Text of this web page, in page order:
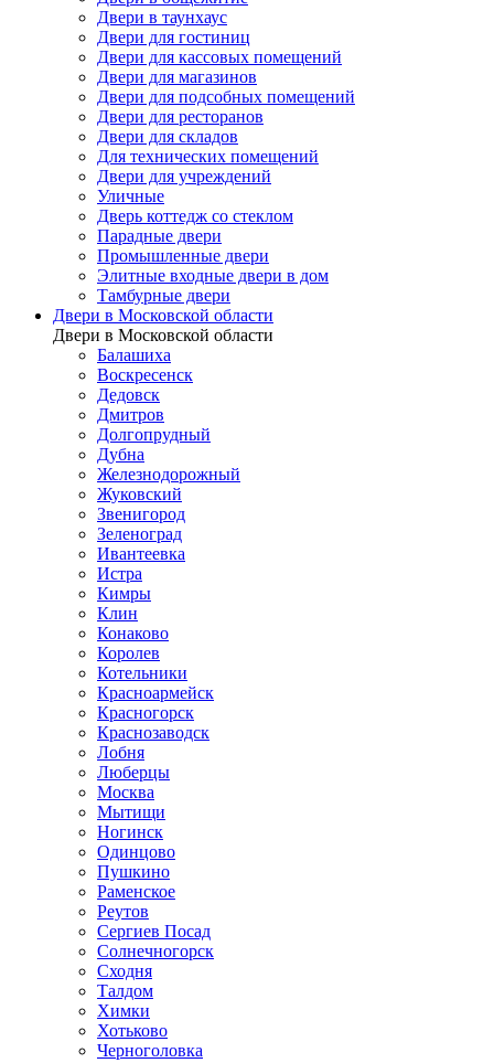
Двери в таунхаус
Двери для гостиниц
Двери для кассовых помещений
Двери для магазинов
Двери для подсобных помещений
Двери для ресторанов
Двери для складов
Для технических помещений
Двери для учреждений
Уличные
Дверь коттедж со стеклом
Парадные двери
Промышленные двери
Элитные входные двери в дом
Тамбурные двери
Двери в Московской области
Двери в Московской области
Балашиха
Воскресенск
Дедовск
Дмитров
Долгопрудный
Дубна
Железнодорожный
Жуковский
Звенигород
Зеленоград
Ивантеевка
Истра
Кимры
Клин
Конаково
Королев
Котельники
Красноармейск
Красногорск
Краснозаводск
Лобня
Люберцы
Москва
Мытищи
Ногинск
Одинцово
Пушкино
Раменское
Реутов
Сергиев Посад
Солнечногорск
Сходня
Талдом
Химки
Хотьково
Черноголовка